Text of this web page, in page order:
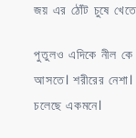
জয় এর ঠোঁট চুষে খেতে
পুতুলও এদিকে নীল কে
আসতে। শরীরের
চলেছে একমনে।